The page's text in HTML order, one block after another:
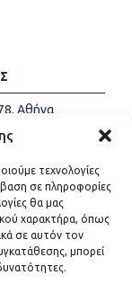
τεχνολογίες
σε πληροφορίες
θα μας
χαρακτήρα, όπως
σε αυτόν τον
μπορεί
Αθήνα